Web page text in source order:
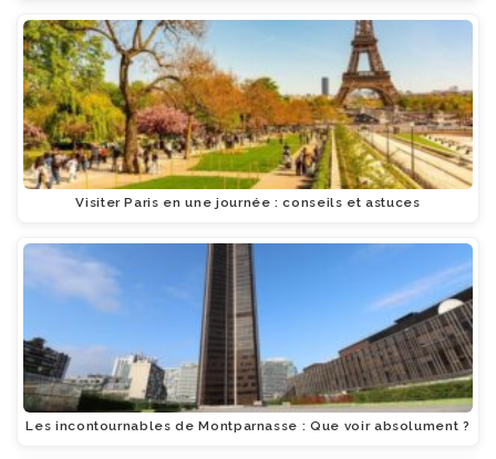
Visiter Paris en une journée : conseils et astuces
Les incontournables de Montparnasse : Que voir absolument ?